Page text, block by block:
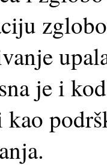
je i
kao